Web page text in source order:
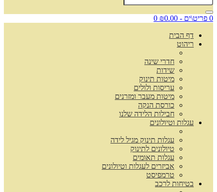
0 פריט\ים - ₪0.00 0
דף הבית
ריהוט
חדרי שינה
שידות
מיטות תינוק
עריסות ולולים
מיטות מעבר ומזרנים
כורסת הנקה
חבילות הלידה שלנו
עגלות וטיולונים
עגלות תינוק מגיל לידה
טיולונים לתינוק
עגלות תאומים
אביזרים לעגלות וטיולונים
טרמפיסט
בטיחות לרכב